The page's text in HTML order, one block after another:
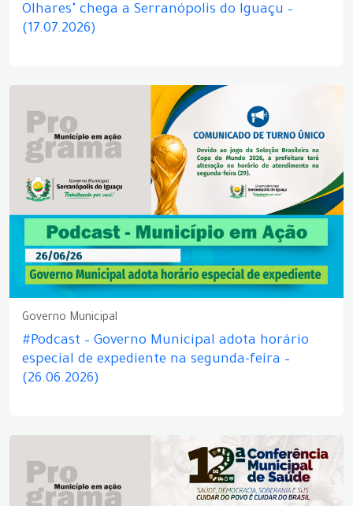
Olhares" chega a Serranópolis do Iguaçu –
(17.07.2026)
Governo Municipal
#Podcast – Governo Municipal adota horário
especial de expediente na segunda-feira –
(26.06.2026)